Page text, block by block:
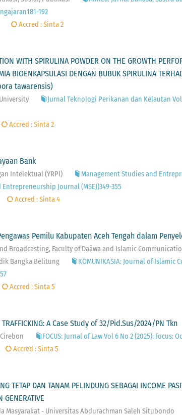
192
Accred : Sinta 2
WITH SPIRULINA POWDER ON THE GROWTH
BIOENKAPSULASI DENGAN BUBUK SPIRULINA
tawarensis)
Jurnal Teknologi Perikanan dan Kelautan Vol.
Accred : Sinta 2
Bank
Intelektual (YRPI)
Management Studies and
Journal (MSEJ)349-355
Accred : Sinta 4
Pemilu Kabupaten Aceh Tengah dalam
Broadcasting, Faculty of Daâwa and Islamic
Bangka Belitung
KOMUNIKASIA: Journal of Islamic
Accred : Sinta 5
TRAFFICKING: A Case Study of 32/Pid.Sus/2024/PN Tkn
FOCUS: Jurnal of Law Vol 6 No 2 (2025): Focus:
Accred : Sinta 5
TETAP DAN TANAM PELINDUNG SEBAGAI INCOME
GENERATIVE
Masyarakat - Universitas Abdurachman Saleh Situbondo